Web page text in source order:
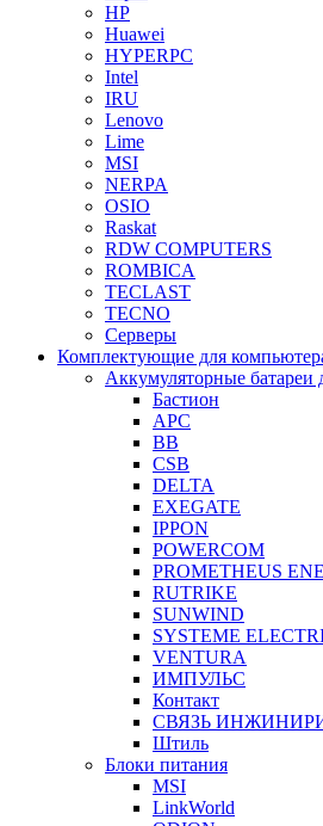
HP
Huawei
HYPERPC
Intel
IRU
Lenovo
Lime
MSI
NERPA
OSIO
Raskat
RDW COMPUTERS
ROMBICA
TECLAST
TECNO
Серверы
Комплектующие для
Аккумуляторные
Бастион
APC
BB
CSB
DELTA
EXEGATE
IPPON
POWERCOM
PROMETHEUS
RUTRIKE
SUNWIND
SYSTEME
VENTURA
ИМПУЛЬС
Контакт
СВЯЗЬ
Штиль
Блоки питания
MSI
LinkWorld